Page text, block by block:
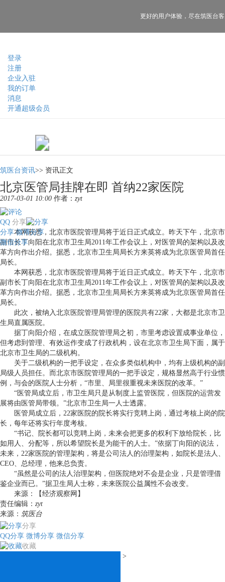
登录
注册
企业入驻
我的订单
消息
开通超级会员
更好的用户体验， 尽在筑医台
筑医台资讯>> 资讯正文
北京医管局挂牌在即 首纳22家医院
2017-03-01 10:00 作者： zyt
分享
QQ
分享 微博分享
微信分享
本网获悉，北京市医院管理局将于近日正式成立。昨天下午，北京市
副市长丁向阳在北京市卫生局2011年工作会议上，对医管局的架构以及改
革方向作出介绍。据悉，北京市卫生局局长方来英将成为北京医管局首任
局长。
本网获悉，北京市医院管理局将于近日正式成立。昨天下午，北京市
副市长丁向阳在北京市卫生局2011年工作会议上，对医管局的架构以及改
革方向作出介绍。据悉，北京市卫生局局长方来英将成为北京医管局首任
局长。
此次，被纳入北京医院管理局管理的医院共有22家，大都是北京市卫
生局直属医院。
据丁向阳介绍，在成立医院管理局之初，市里考虑设置成事业单位，
但考虑到管理、有效运作变成了行政机构，设在北京市卫生局下面，属于
北京市卫生局的二级机构。
关于二级机构的一把手设定，在众多类似机构中，均有上级机构的副
局级人员担任。而北京市医院管理局的一把手设定，规格显然高于行业惯
例，与会的医院人士分析，“市里、局里很重视未来医院的改革。”
“医管局成立后，市卫生局只是从制度上监管医院，但医院的运营发
展将由医管局带领。”北京市卫生局一人士透露。
医管局成立后，22家医院的院长将实行竞聘上岗，通过考核上岗的院
长，每年还将实行年度考核。
“书记、院长都可以竞聘上岗，未来会把更多的权利下放给院长，比
如用人、分配等，所以希望院长是为能干的人士。”依据丁向阳的说法，
未来，22家医院的管理架构，将是公司法人的治理架构，如院长是法人、
CEO、总经理，他来总负责。
“虽然是公司的法人治理架构，但医院绝对不会是企业，只是管理借
鉴企业而已。”据卫生局人士称，未来医院公益属性不会改变。
来源：【经济观察网】
责任编辑： zyt
来源： 筑医台
分享
QQ分享 微博分享 微信分享
收藏
>